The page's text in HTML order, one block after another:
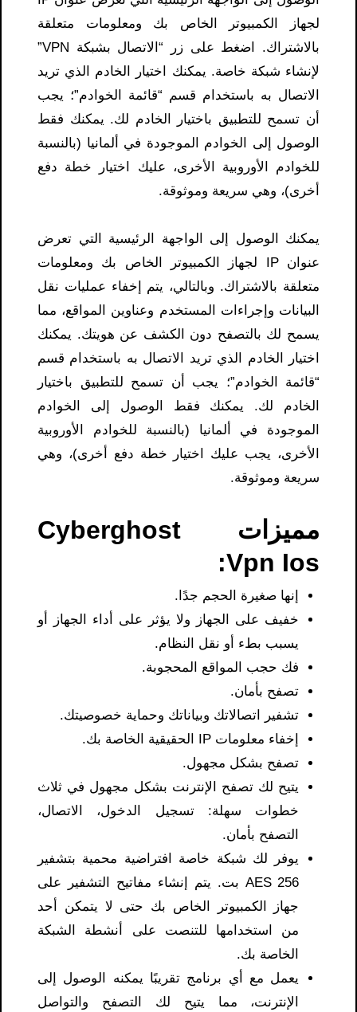
لجهاز الكمبيوتر الخاص بك ومعلومات متعلقة
بالاشتراك. اضغط على زر “الاتصال بشبكة VPN”
لإنشاء شبكة خاصة. يمكنك اختيار الخادم الذي تريد
الاتصال به باستخدام قسم “قائمة الخوادم”؛ يجب
أن تسمح للتطبيق باختيار الخادم لك. يمكنك فقط
الوصول إلى الخوادم الموجودة في ألمانيا (بالنسبة
للخوادم الأوروبية الأخرى، عليك اختيار خطة دفع
أخرى)، وهي سريعة وموثوقة.
يمكنك الوصول إلى الواجهة الرئيسية التي تعرض
عنوان IP لجهاز الكمبيوتر الخاص بك ومعلومات
متعلقة بالاشتراك. وبالتالي، يتم إخفاء عمليات نقل
البيانات وإجراءات المستخدم وعناوين المواقع، مما
يسمح لك بالتصفح دون الكشف عن هويتك. يمكنك
اختيار الخادم الذي تريد الاتصال به باستخدام قسم
“قائمة الخوادم”؛ يجب أن تسمح للتطبيق باختيار
الخادم لك. يمكنك فقط الوصول إلى الخوادم
الموجودة في ألمانيا (بالنسبة للخوادم الأوروبية
الأخرى، يجب عليك اختيار خطة دفع أخرى)، وهي
سريعة وموثوقة.
مميزات Cyberghost
Vpn Ios:
إنها صغيرة الحجم جدًا.
خفيف على الجهاز ولا يؤثر على أداء الجهاز أو
يسبب بطء أو نقل النظام.
فك حجب المواقع المحجوبة.
تصفح بأمان.
تشفير اتصالاتك وبياناتك وحماية خصوصيتك.
إخفاء معلومات IP الحقيقية الخاصة بك.
تصفح بشكل مجهول.
يتيح لك تصفح الإنترنت بشكل مجهول في ثلاث
خطوات سهلة: تسجيل الدخول، الاتصال،
التصفح بأمان.
يوفر لك شبكة خاصة افتراضية محمية بتشفير
AES 256 بت. يتم إنشاء مفاتيح التشفير على
جهاز الكمبيوتر الخاص بك حتى لا يتمكن أحد
من استخدامها للتنصت على أنشطة الشبكة
الخاصة بك.
يعمل مع أي برنامج تقريبًا يمكنه الوصول إلى
الإنترنت، مما يتيح لك التصفح والتواصل